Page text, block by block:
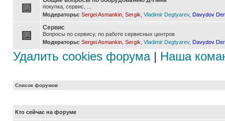
покупка, сервис, ...
Модераторы: Sergei Asmankin Sergik Vladimir Degtyarev, Davydov
Сервис
Вопросы по сервису, по работе сервисных центров
Модераторы: Sergei Asmankin Sergik Vladimir Degtyarev, Davydov
Удалить cookies форума| Наша
Список форумов
Кто сейчас на форуме